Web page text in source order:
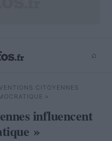
⌕
⌕
CITOYENNES
»
influencent
»